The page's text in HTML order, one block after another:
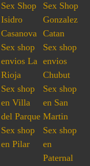
Sex Shop
Isidro
Casanova
Sex Shop
Gonzalez
Catan
Sex shop
envios La
Rioja
Sex shop
envios
Chubut
Sex shop
en Villa
del Parque
Sex shop
en San
Martin
Sex shop
en Pilar
Sex shop
en
Paternal